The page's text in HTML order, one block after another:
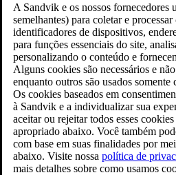
A Sandvik e os nossos fornecedores
semelhantes) para coletar e
identificadores de dispositivos,
para funções essenciais do site,
personalizando o conteúdo e
Alguns cookies são necessários e
enquanto outros são usados somente
Os cookies baseados em
à Sandvik e a individualizar sua
aceitar ou rejeitar todos esses
apropriado abaixo. Você também
com base em suas finalidades por
abaixo. Visite nossa política de
mais detalhes sobre como usamos